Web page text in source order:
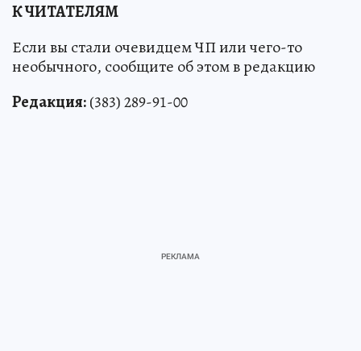
К ЧИТАТЕЛЯМ
Если вы стали очевидцем ЧП или чего-то
необычного, сообщите об этом в редакцию
Редакция:(383) 289-91-00